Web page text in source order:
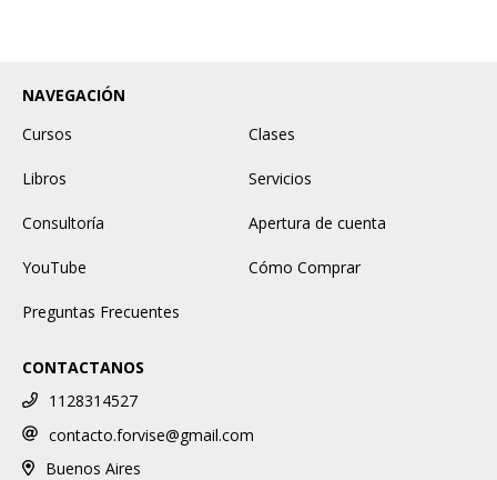
NAVEGACIÓN
Cursos
Clases
Libros Servicios
Consultoría Apertura de cuenta
YouTube Cómo Comprar
Preguntas Frecuentes
CONTACTANOS
1128314527
contacto.forvise@gmail.com
Buenos Aires